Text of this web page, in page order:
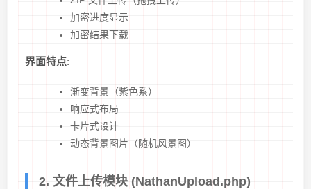
加密进度显示
加密结果下载
界面特点:
渐变背景（紫色系）
响应式布局
卡片式设计
动态背景图片（随机风景图）
2. 文件上传模块 (NathanUpload.php)